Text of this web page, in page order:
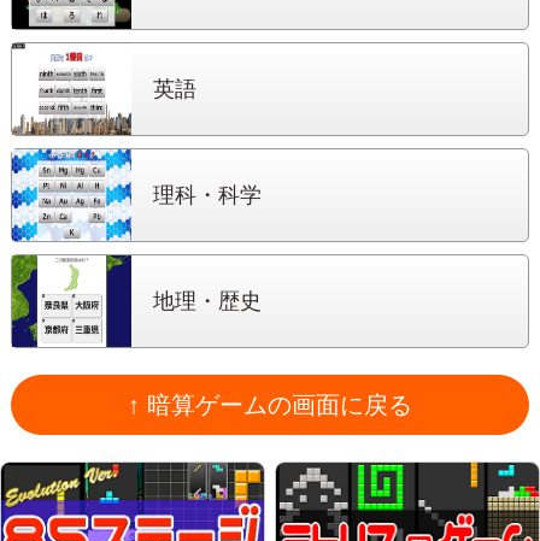
英語
理科・科学
地理・歴史
↑ 暗算ゲームの画面に戻る